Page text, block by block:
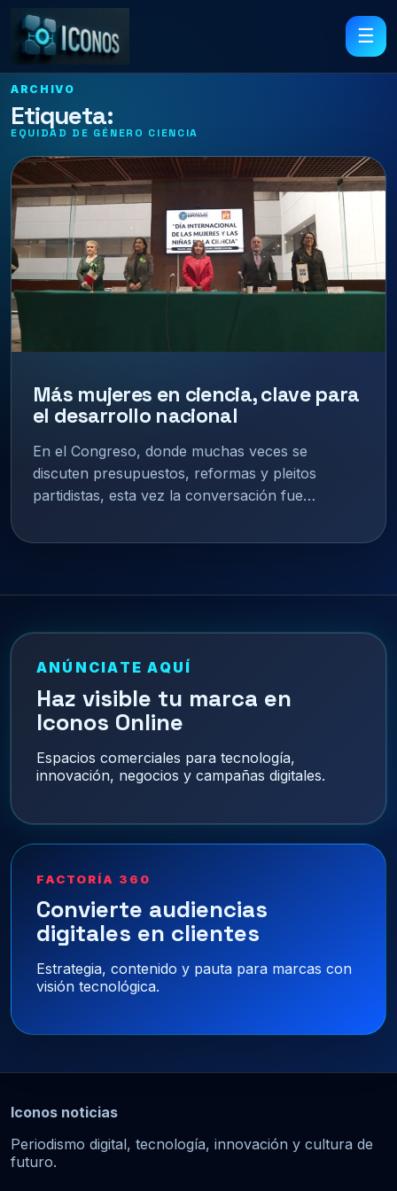
☰
ARCHIVO
Etiqueta:
EQUIDAD DE GÉNERO CIENCIA
Más mujeres en ciencia, clave para
el desarrollo nacional
En el Congreso, donde muchas veces se
discuten presupuestos, reformas y pleitos
partidistas, esta vez la conversación fue…
ANÚNCIATE AQUÍ
Haz visible tu marca en
Iconos Online
Espacios comerciales para tecnología,
innovación, negocios y campañas digitales.
FACTORÍA 360
Convierte audiencias
digitales en clientes
Estrategia, contenido y pauta para marcas con
visión tecnológica.
Iconos noticias
Periodismo digital, tecnología, innovación y cultura de
futuro.